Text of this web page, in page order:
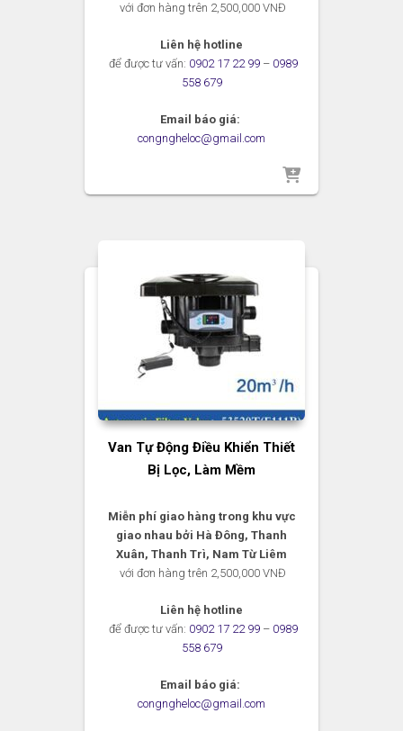
với đơn hàng trên 2,500,000 VNĐ
Liên hệ hotline
để được tư vấn: 0902 17 22 99– 0989
558 679
Email báo giá:
congngheloc@gmail.com
Van Tự Động Điều Khiển Thiết
Bị Lọc, Làm Mềm
Miễn phí giao hàng trong khu vực
giao nhau bởi Hà Đông, Thanh
Xuân, Thanh Trì, Nam Từ Liêm
với đơn hàng trên 2,500,000 VNĐ
Liên hệ hotline
để được tư vấn: 0902 17 22 99– 0989
558 679
Email báo giá:
congngheloc@gmail.com